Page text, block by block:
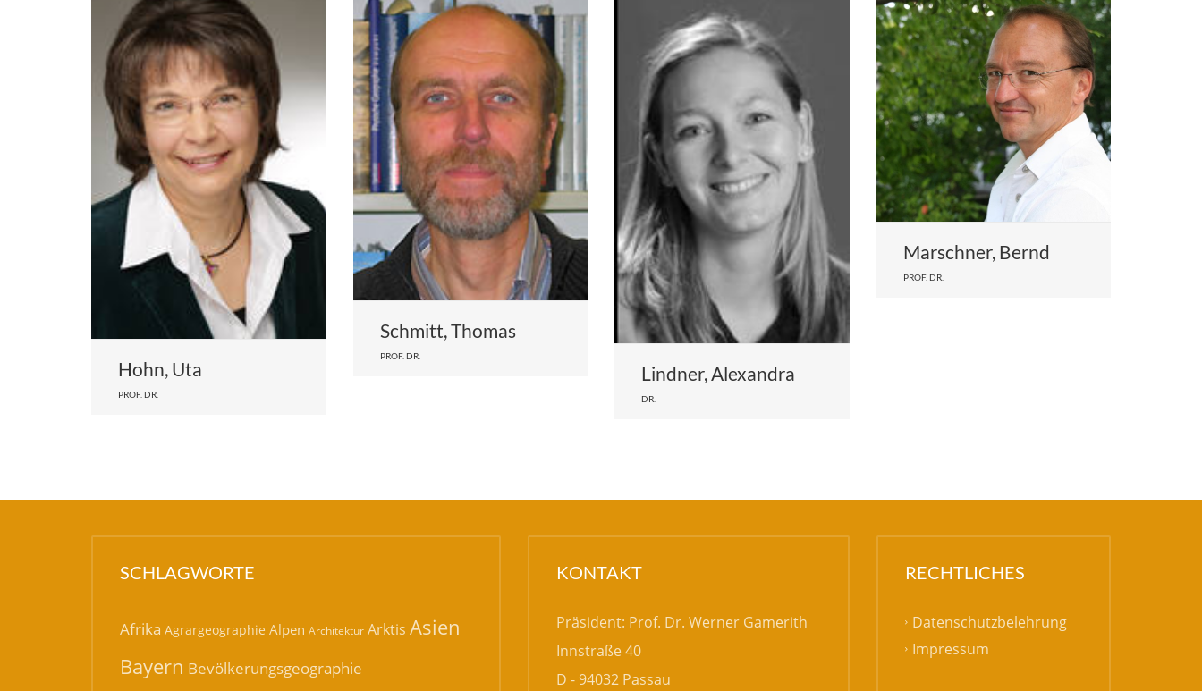
Hohn, Uta
PROF. DR.
Schmitt, Thomas
PROF. DR.
Lindner, Alexandra
DR.
Marschner, Bernd
PROF. DR.
SCHLAGWORTE
Afrika Agrargeographie Alpen Architektur Arktis Asien
Bayern Bevölkerungsgeographie
KONTAKT
Präsident: Prof. Dr. Werner Gamerith
Innstraße 40
D - 94032 Passau
RECHTLICHES
Datenschutzbelehrung
Impressum